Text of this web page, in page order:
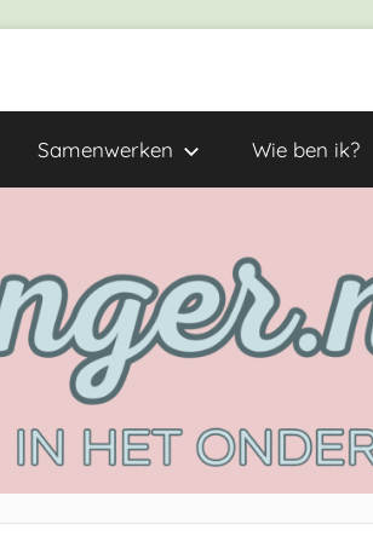
Samenwerken Wie ben ik?